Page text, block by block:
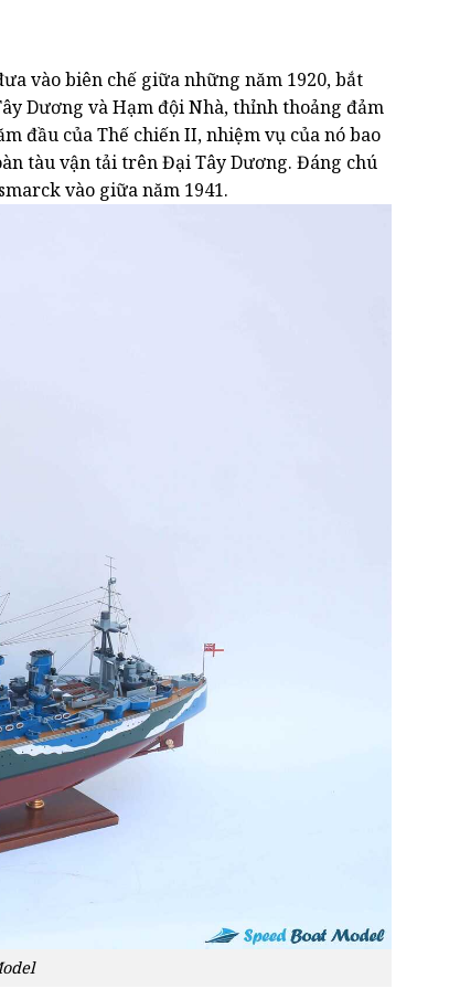
vào biên chế giữa những năm 1920, bắt
Dương và Hạm đội Nhà, thỉnh thoảng đảm
đầu của Thế chiến II, nhiệm vụ của nó bao
tàu vận tải trên Đại Tây Dương. Đáng chú
vào giữa năm 1941.